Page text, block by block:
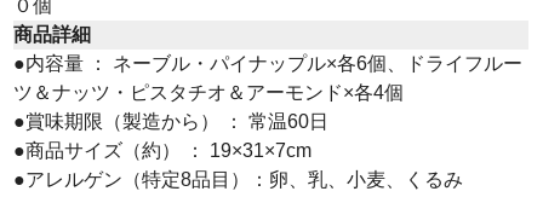
０個
商品詳細
●内容量 ： ネーブル・パイナップル×各6個、ドライフルー
ツ＆ナッツ・ピスタチオ＆アーモンド×各4個
●賞味期限（製造から） ： 常温60日
●商品サイズ（約） ： 19×31×7cm
●アレルゲン（特定8品目）：卵、乳、小麦、くるみ